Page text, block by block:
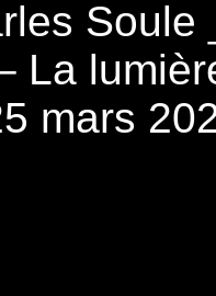
Soule
La
mars